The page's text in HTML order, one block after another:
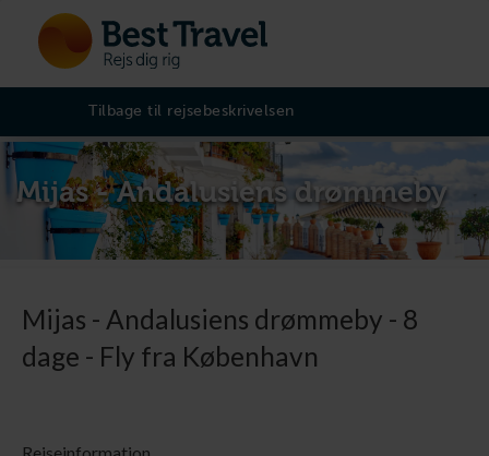
Tilbage til rejsebeskrivelsen
Mijas - Andalusiens drømmeby
Mijas - Andalusiens drømmeby - 8
dage - Fly fra København